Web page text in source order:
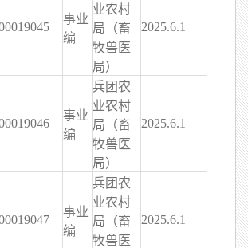
事业
编
业农村
局（畜
牧兽医
局）
2025.6.1
事业
编
兵团农
业农村
局（畜
牧兽医
局）
2025.6.1
事业
编
兵团农
业农村
局（畜
牧兽医
2025.6.1